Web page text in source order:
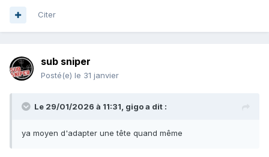
Citer
sub sniper
Posté(e) le 31 janvier
Le 29/01/2026 à 11:31, gigoa dit :
ya moyen d'adapter une tête quand même